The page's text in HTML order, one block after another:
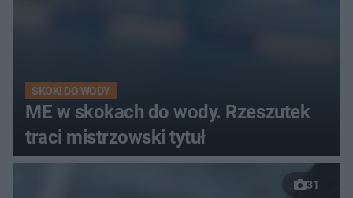
SKOKI DO WODY
ME w skokach do wody. Rzeszutek
traci mistrzowski tytuł
31